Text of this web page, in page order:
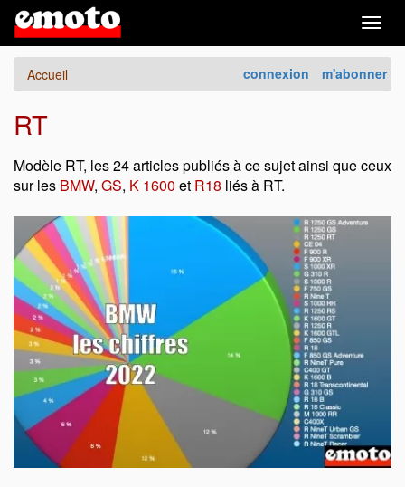
connexion m'abonner
Accueil
RT
Modèle RT, les 24 articles publiés à ce sujet ainsi que ceux
sur les BMW, GS, K 1600 et R18 liés à RT.